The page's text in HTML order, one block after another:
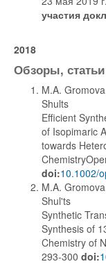
участия
2018
Обзоры,
M.A.
Shults
Efficient
of Isopimaric
towards
doi:10.1002/
M.A.
Shul'ts
Synthetic
Synthesis of
Chemistry of
293-300 doi: